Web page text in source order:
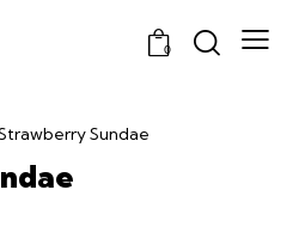
0
Sundae